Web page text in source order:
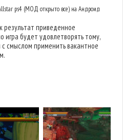
ps4 (МОД открыто все) на Андроид
результат приведенное
игра будет удовлетворять тому,
смыслом применить вакантное